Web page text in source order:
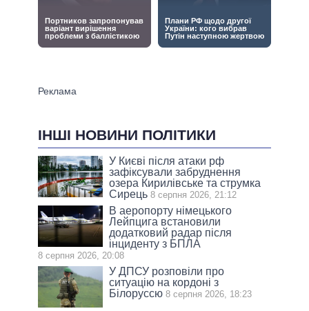
ІНШІ НОВИНИ ПОЛІТИКИ
У Києві після атаки рф
зафіксували забруднення
озера Кирилівське та струмка
Сирець 8 серпня 2026, 21:12
В аеропорту німецького
Лейпцига встановили
додатковий радар після
інциденту з БПЛА
8 серпня 2026, 20:08
У ДПСУ розповіли про
ситуацію на кордоні з
Білоруссю 8 серпня 2026, 18:23